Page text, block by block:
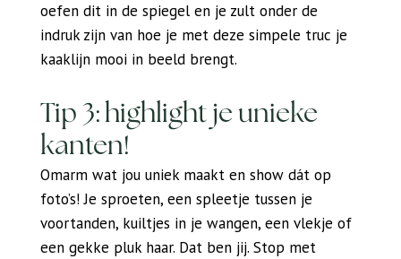
oefen dit in de spiegel en je zult onder de
indruk zijn van hoe je met deze simpele truc je
kaaklijn mooi in beeld brengt.
Tip 3: highlight je unieke
kanten!
Omarm wat jou uniek maakt en show dát op
foto’s! Je sproeten, een spleetje tussen je
voortanden, kuiltjes in je wangen, een vlekje of
een gekke pluk haar. Dat ben jij. Stop met